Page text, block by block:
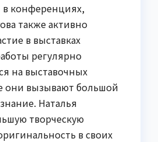
в конференциях,
также активно
в выставках
регулярно
на выставочных
они вызывают большой
Наталья
творческую
в своих